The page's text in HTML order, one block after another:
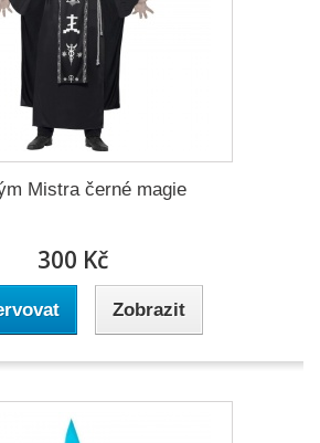
Mistra černé magie
300 Kč
Zobrazit